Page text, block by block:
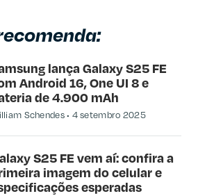
lança Galaxy S25 FE
Android 16, One UI 8 e
de 4.900 mAh
Schendes 4 setembro 2025
S25 FE vem aí: confira a
imagem do celular e
esperadas